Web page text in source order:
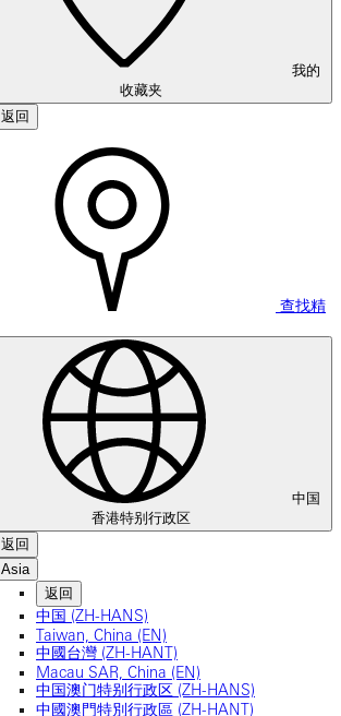
收藏夹
返回
查找精
中国
香港特别行政区
返回
Asia
返回
中国 (ZH-HANS)
Taiwan, China (EN)
中國台灣 (ZH-HANT)
Macau SAR, China (EN)
中国澳门特别行政区 (ZH-HANS)
中國澳門特別行政區 (ZH-HANT)